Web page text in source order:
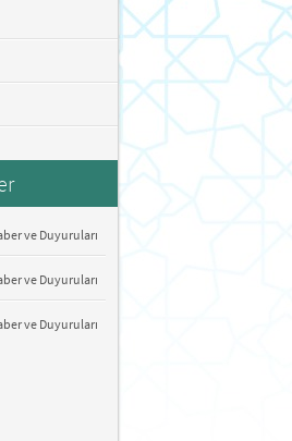
ve Duyuruları
ve Duyuruları
ve Duyuruları